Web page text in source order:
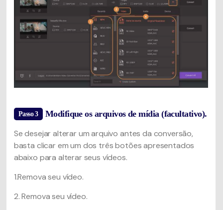
Passo 3 Modifique os arquivos de mídia (facultativo).
Se desejar alterar um arquivo antes da conversão,
basta clicar em um dos três botões apresentados
abaixo para alterar seus vídeos.
1.Remova seu vídeo.
2. Remova seu vídeo.